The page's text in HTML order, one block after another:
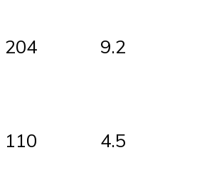
204 9.2
110 4.5